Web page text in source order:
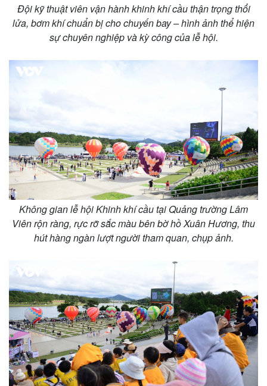
Đội kỹ thuật viên vận hành khinh khí cầu thận trọng thổi
lửa, bơm khí chuẩn bị cho chuyến bay – hình ảnh thể hiện
sự chuyên nghiệp và kỳ công của lễ hội.
Không gian lễ hội Khinh khí cầu tại Quảng trường Lâm
Viên rộn ràng, rực rỡ sắc màu bên bờ hồ Xuân Hương, thu
hút hàng ngàn lượt người tham quan, chụp ảnh.